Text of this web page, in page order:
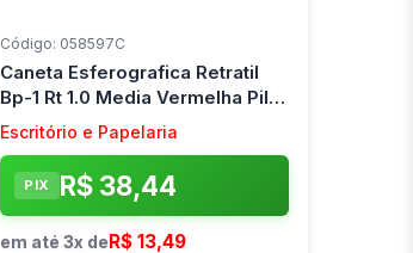
Código: 058597C
Caneta Esferografica Retratil
Bp-1 Rt 1.0 Media Vermelha Pilot
(Cx.c/12)
Escritório e Papelaria
PIX R$ 38,44
em até 3x deR$ 13,49